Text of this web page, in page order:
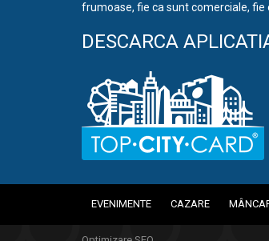
frumoase, fie ca sunt comerciale,
DESCARCA
EVENIMENTE CAZARE